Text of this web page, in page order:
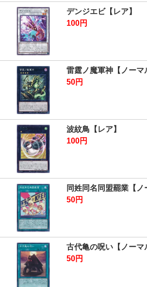
デンジエビ【レア】
100円
雷霆ノ魔軍神【ノーマ
50円
波紋鳥【レア】
100円
同姓同名同盟罷業【ノ
50円
古代亀の呪い【ノーマ
50円